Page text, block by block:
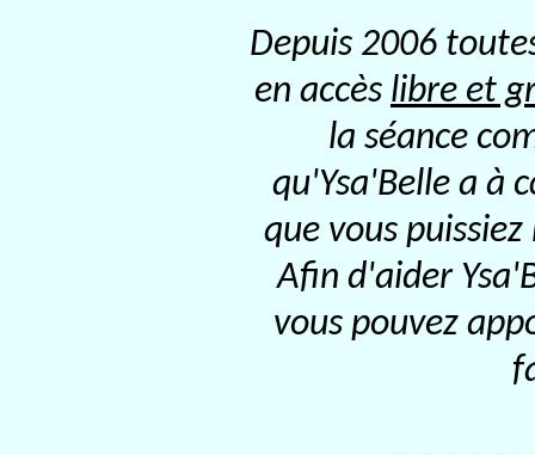
Depuis 2006
en accès libre et
la séance
qu'Ysa'Belle a à
que vous
Afin d'aider
vous pouvez